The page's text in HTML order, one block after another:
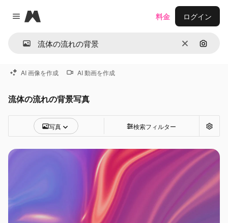
Close menu
Magnific
消去 画像で
料金 ログイン
AI 画像を作成 AI 動画を作成
流体の流れの背景写真
写真 検索フィルター